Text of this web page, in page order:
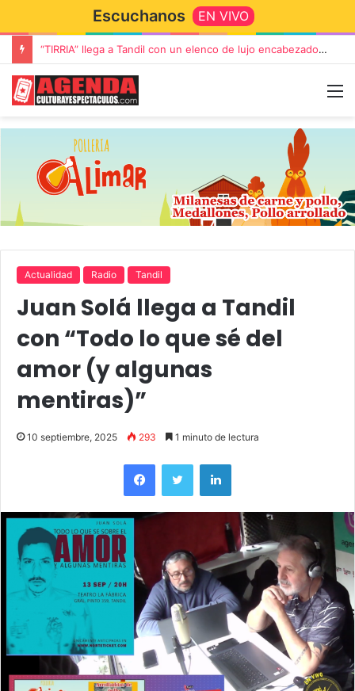
Escuchanos EN VIVO
“TIRRIA” llega a Tandil con un elenco de lujo encabezado por Capusotto, Spregelburd y Stefani
Actualidad Radio Tandil
Juan Solá llega a Tandil
con “Todo lo que sé del
amor (y algunas
mentiras)”
10 septiembre, 2025 293 1 minuto de lectura